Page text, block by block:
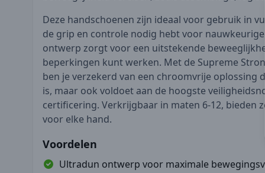
Deze handschoenen zijn ideaal voor gebruik in
de grip en controle nodig hebt voor
ontwerp zorgt voor een uitstekende
beperkingen kunt werken. Met de Supreme
ben je verzekerd van een chroomvrije oplossing
is, maar ook voldoet aan de hoogste
certificering. Verkrijgbaar in maten 6-12, bieden
voor elke hand.
Voordelen
Ultradun ontwerp voor maximale